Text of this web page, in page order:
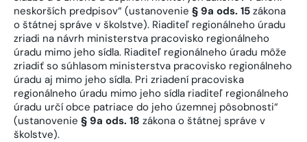
neskorších predpisov“ (ustanovenie § 9a ods. 15 zákona
o štátnej správe v školstve). Riaditeľ regionálneho úradu
zriadi na návrh ministerstva pracovisko regionálneho
úradu mimo jeho sídla. Riaditeľ regionálneho úradu môže
zriadiť so súhlasom ministerstva pracovisko regionálneho
úradu aj mimo jeho sídla. Pri zriadení pracoviska
regionálneho úradu mimo jeho sídla riaditeľ regionálneho
úradu určí obce patriace do jeho územnej pôsobnosti“
(ustanovenie § 9a ods. 18 zákona o štátnej správe v
školstve).